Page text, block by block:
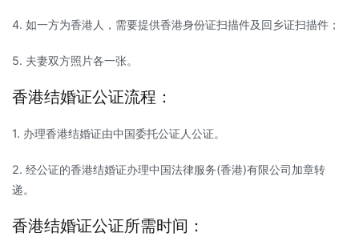
4. 如一方为香港人，需要提供香港身份证扫描件及回乡证扫描件；
5. 夫妻双方照片各一张。
香港结婚证公证流程：
1. 办理香港结婚证由中国委托公证人公证。
2. 经公证的香港结婚证办理中国法律服务(香港)有限公司加章转
递。
香港结婚证公证所需时间：